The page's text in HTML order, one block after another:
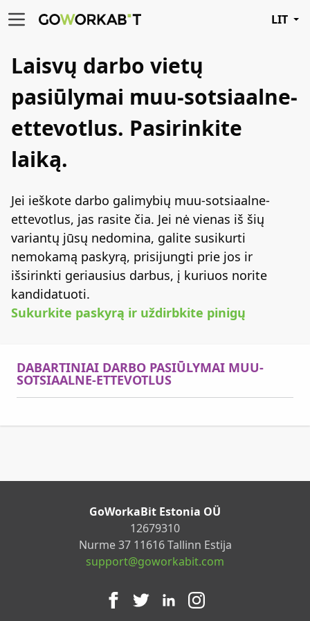
LIT
Laisvų darbo vietų
pasiūlymai muu-sotsiaalne-
ettevotlus. Pasirinkite
laiką.
Jei ieškote darbo galimybių muu-sotsiaalne-
ettevotlus, jas rasite čia. Jei nė vienas iš šių
variantų jūsų nedomina, galite susikurti
nemokamą paskyrą, prisijungti prie jos ir
išsirinkti geriausius darbus, į kuriuos norite
kandidatuoti.
Sukurkite paskyrą ir uždirbkite pinigų
DABARTINIAI DARBO PASIŪLYMAI MUU-
SOTSIAALNE-ETTEVOTLUS
GoWorkaBit Estonia OÜ
12679310
Nurme 37 11616 Tallinn Estija
support@goworkabit.com